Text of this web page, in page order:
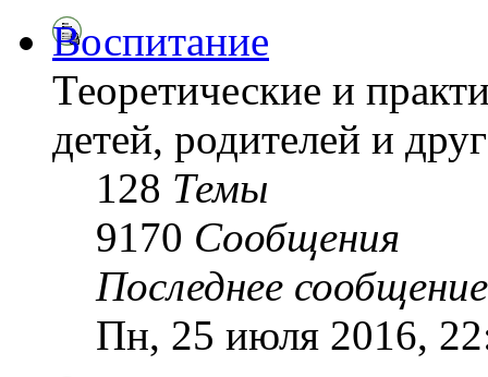
Воспитание
Теоретические и
детей, родителей и
128 Темы
9170 Сообщения
Последнее сообщение
Пн, 25 июля 2016,